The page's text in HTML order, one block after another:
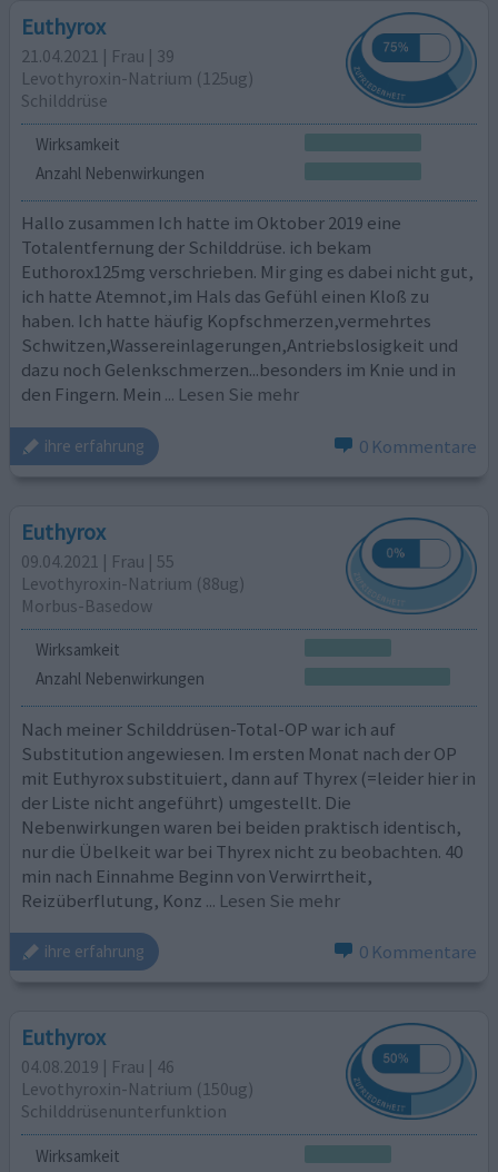
Euthyrox
21.04.2021 | Frau | 39
Levothyroxin-Natrium (125ug)
Schilddrüse
Wirksamkeit
Anzahl Nebenwirkungen
Hallo zusammen Ich hatte im Oktober 2019 eine
Totalentfernung der Schilddrüse. ich bekam
Euthorox125mg verschrieben. Mir ging es dabei nicht gut,
ich hatte Atemnot,im Hals das Gefühl einen Kloß zu
haben. Ich hatte häufig Kopfschmerzen,vermehrtes
Schwitzen,Wassereinlagerungen,Antriebslosigkeit und
dazu noch Gelenkschmerzen...besonders im Knie und in
den Fingern. Mein ... Lesen Sie mehr
ihre erfahrung 0 Kommentare
Euthyrox
09.04.2021 | Frau | 55
Levothyroxin-Natrium (88ug)
Morbus-Basedow
Wirksamkeit
Anzahl Nebenwirkungen
Nach meiner Schilddrüsen-Total-OP war ich auf
Substitution angewiesen. Im ersten Monat nach der OP
mit Euthyrox substituiert, dann auf Thyrex (=leider hier in
der Liste nicht angeführt) umgestellt. Die
Nebenwirkungen waren bei beiden praktisch identisch,
nur die Übelkeit war bei Thyrex nicht zu beobachten. 40
min nach Einnahme Beginn von Verwirrtheit,
Reizüberflutung, Konz ... Lesen Sie mehr
ihre erfahrung 0 Kommentare
Euthyrox
04.08.2019 | Frau | 46
Levothyroxin-Natrium (150ug)
Schilddrüsenunterfunktion
Wirksamkeit